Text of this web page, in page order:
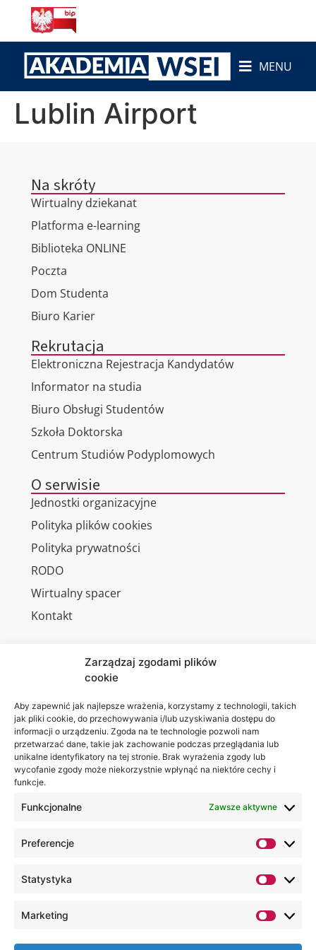
Zarządzaj zgodami plików
cookie
Aby zapewnić jak najlepsze wrażenia, korzystamy z technologii, takich
jak pliki cookie, do przechowywania i/lub uzyskiwania dostępu do
informacji o urządzeniu. Zgoda na te technologie pozwoli nam
przetwarzać dane, takie jak zachowanie podczas przeglądania lub
unikalne identyfikatory na tej stronie. Brak wyrażenia zgody lub
wycofanie zgody może niekorzystnie wpłynąć na niektóre cechy i
funkcje.
Funkcjonalne Zawsze aktywne
Preferencje
Statystyka
Marketing
MENU
Lublin Airport
Na skróty
Wirtualny dziekanat
Platforma e-learning
Biblioteka ONLINE
Poczta
Dom Studenta
Biuro Karier
Rekrutacja
Elektroniczna Rejestracja Kandydatów
Informator na studia
Biuro Obsługi Studentów
Szkoła Doktorska
Centrum Studiów Podyplomowych
O serwisie
Jednostki organizacyjne
Polityka plików cookies
Polityka prywatności
RODO
Wirtualny spacer
Kontakt
Akademia
WSEI
ul.
Projektowa
4